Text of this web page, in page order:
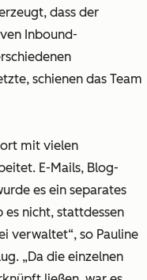
dass der
Inbound-
schienen das Team
mit vielen
E-Mails, Blog-
es ein separates
es nicht, stattdessen
verwaltet“, so Pauline
„Da die einzelnen